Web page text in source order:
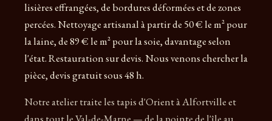
lisières effrangées, de bordures déformées et de zones
percées. Nettoyage artisanal à partir de 50 € le m² pour
la laine, de 89 € le m² pour la soie, davantage selon
l'état. Restauration sur devis. Nous venons chercher la
pièce, devis gratuit sous 48 h.
Notre atelier traite les tapis d'Orient à Alfortville et